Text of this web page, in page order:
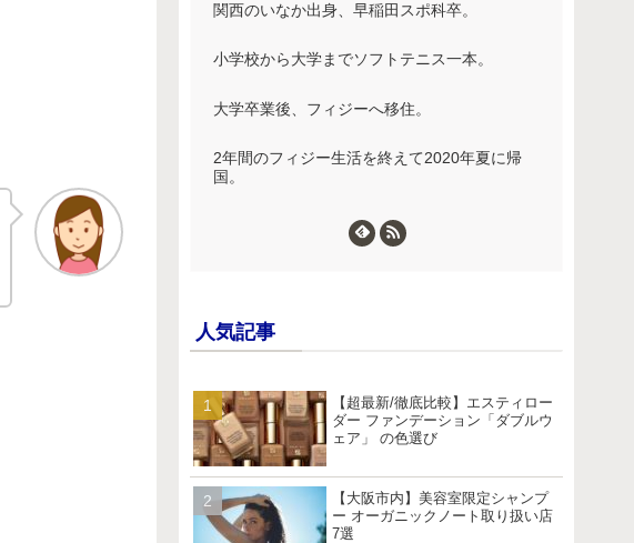
関西のいなか出身、早稲田スポ科卒。
小学校から大学までソフトテニス一本。
大学卒業後、フィジーへ移住。
2年間のフィジー生活を終えて2020年夏に帰
国。
人気記事
【超最新/徹底比較】エスティロー
ダー ファンデーション「ダブルウ
ェア」 の色選び
【大阪市内】美容室限定シャンプ
ー オーガニックノート取り扱い店
7選